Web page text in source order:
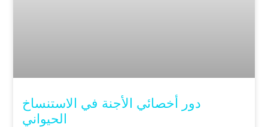
دور أخصائي الأجنة في الاستنساخ
الحيواني